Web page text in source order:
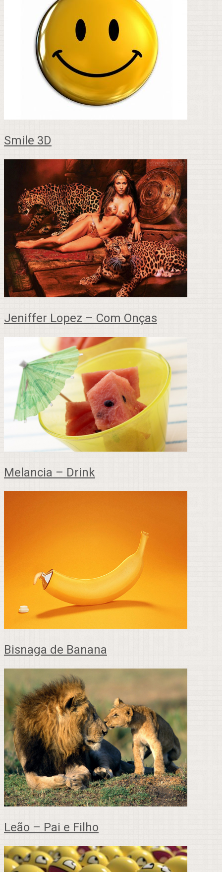
Smile 3D
Jeniffer Lopez – Com Onças
Melancia – Drink
Bisnaga de Banana
Leão – Pai e Filho